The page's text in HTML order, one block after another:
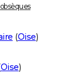
(Oise)
Oise)